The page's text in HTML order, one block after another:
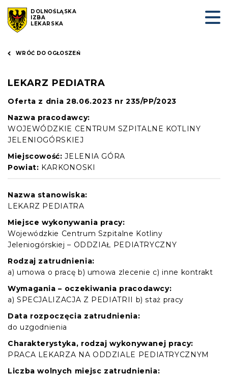
DOLNOŚLĄSKA
IZBA
LEKARSKA
WRÓĆ DO OGŁOSZEŃ
LEKARZ PEDIATRA
Oferta z dnia 28.06.2023 nr 235/PP/2023
Nazwa pracodawcy:
WOJEWÓDZKIE CENTRUM SZPITALNE KOTLINY
JELENIOGÓRSKIEJ
Miejscowość: JELENIA GÓRA
Powiat: KARKONOSKI
Nazwa stanowiska:
LEKARZ PEDIATRA
Miejsce wykonywania pracy:
Wojewódzkie Centrum Szpitalne Kotliny
Jeleniogórskiej – ODDZIAŁ PEDIATRYCZNY
Rodzaj zatrudnienia:
a) umowa o pracę b) umowa zlecenie c) inne kontrakt
Wymagania – oczekiwania pracodawcy:
a) SPECJALIZACJA Z PEDIATRII b) staż pracy
Data rozpoczęcia zatrudnienia:
do uzgodnienia
Charakterystyka, rodzaj wykonywanej pracy:
PRACA LEKARZA NA ODDZIALE PEDIATRYCZNYM
Liczba wolnych miejsc zatrudnienia: